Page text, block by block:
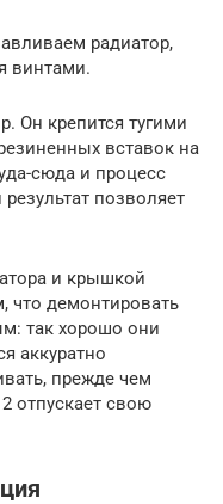
радиатор,
винтами.
Он крепится тугими
вставок на
сюда и процесс
позволяет
и крышкой
что демонтировать
так хорошо они
аккуратно
прежде чем
отпускает свою